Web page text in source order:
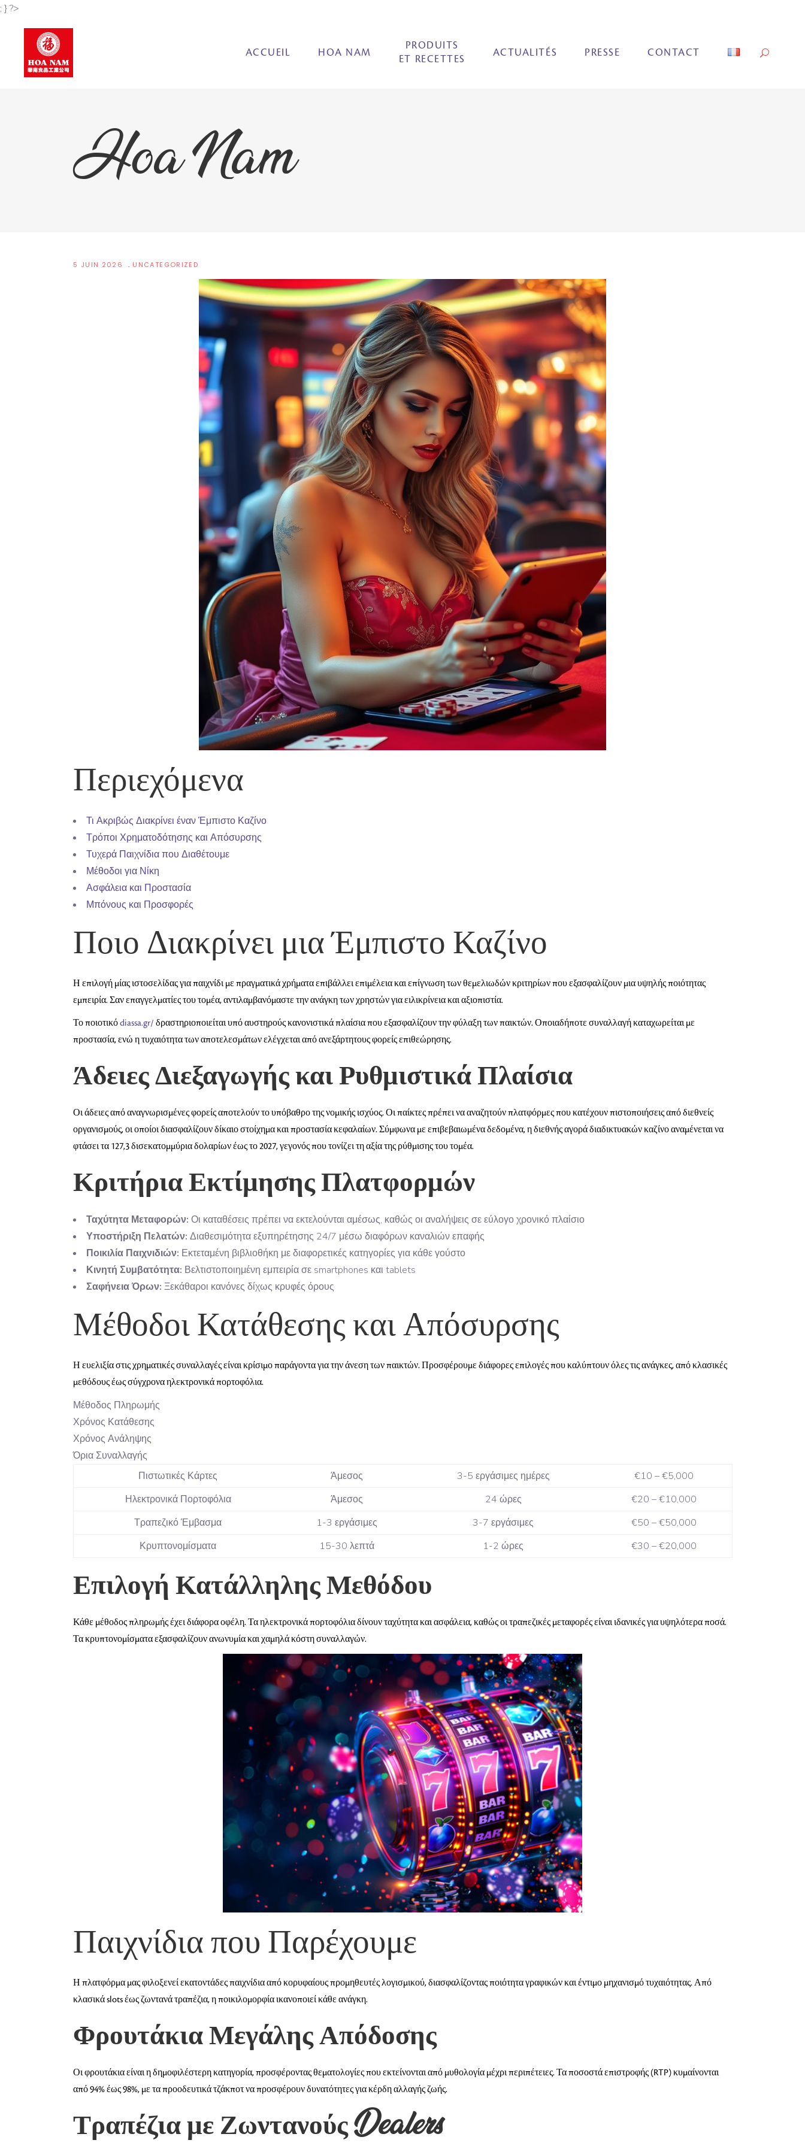
; } ?>
ACCUEIL HOA NAM
PRODUITS
ET RECETTES
ACTUALITÉS PRESSE CONTACT
Hoa Nam
5 JUIN 2026 UNCATEGORIZED
Περιεχόμενα
Τι Ακριβώς Διακρίνει έναν Έμπιστο Καζίνο
Τρόποι Χρηματοδότησης και Απόσυρσης
Τυχερά Παιχνίδια που Διαθέτουμε
Μέθοδοι για Νίκη
Ασφάλεια και Προστασία
Μπόνους και Προσφορές
Ποιο Διακρίνει μια Έμπιστο Καζίνο
Η επιλογή μίας ιστοσελίδας για παιχνίδι με πραγματικά χρήματα επιβάλλει επιμέλεια και επίγνωση των θεμελιωδών κριτηρίων που εξασφαλίζουν μια υψηλής ποιότητας
εμπειρία. Σαν επαγγελματίες του τομέα, αντιλαμβανόμαστε την ανάγκη των χρηστών για ειλικρίνεια και αξιοπιστία.
Το ποιοτικόdiassa.gr/ δραστηριοποιείται υπό αυστηρούς κανονιστικά πλαίσια που εξασφαλίζουν την φύλαξη των παικτών. Οποιαδήποτε συναλλαγή καταχωρείται με
προστασία, ενώ η τυχαιότητα των αποτελεσμάτων ελέγχεται από ανεξάρτητους φορείς επιθεώρησης.
Άδειες Διεξαγωγής και Ρυθμιστικά Πλαίσια
Οι άδειες από αναγνωρισμένες φορείς αποτελούν το υπόβαθρο της νομικής ισχύος. Οι παίκτες πρέπει να αναζητούν πλατφόρμες που κατέχουν πιστοποιήσεις από διεθνείς
οργανισμούς, οι οποίοι διασφαλίζουν δίκαιο στοίχημα και προστασία κεφαλαίων. Σύμφωνα με επιβεβαιωμένα δεδομένα, η διεθνής αγορά διαδικτυακών καζίνο αναμένεται να
φτάσει τα 127,3 δισεκατομμύρια δολαρίων έως το 2027, γεγονός που τονίζει τη αξία της ρύθμισης του τομέα.
Κριτήρια Εκτίμησης Πλατφορμών
Ταχύτητα Μεταφορών: Οι καταθέσεις πρέπει να εκτελούνται αμέσως, καθώς οι αναλήψεις σε εύλογο χρονικό πλαίσιο
Υποστήριξη Πελατών: Διαθεσιμότητα εξυπηρέτησης 24/7 μέσω διαφόρων καναλιών επαφής
Ποικιλία Παιχνιδιών: Εκτεταμένη βιβλιοθήκη με διαφορετικές κατηγορίες για κάθε γούστο
Κινητή Συμβατότητα: Βελτιστοποιημένη εμπειρία σε smartphones και tablets
Σαφήνεια Όρων: Ξεκάθαροι κανόνες δίχως κρυφές όρους
Μέθοδοι Κατάθεσης και Απόσυρσης
Η ευελιξία στις χρηματικές συναλλαγές είναι κρίσιμο παράγοντα για την άνεση των παικτών. Προσφέρουμε διάφορες επιλογές που καλύπτουν όλες τις ανάγκες, από κλασικές
μεθόδους έως σύγχρονα ηλεκτρονικά πορτοφόλια.
Μέθοδος Πληρωμής
Χρόνος Κατάθεσης
Χρόνος Ανάληψης
Όρια Συναλλαγής
Πιστωτικές Κάρτες
Άμεσος 3-5 εργάσιμες ημέρες
€10 – €5,000
Ηλεκτρονικά Πορτοφόλια
Άμεσος 24 ώρες
€20 – €10,000
Τραπεζικό Έμβασμα
1-3 εργάσιμες 3-7 εργάσιμες
€50 – €50,000
Κρυπτονομίσματα
15-30 λεπτά 1-2 ώρες €30 – €20,000
Επιλογή Κατάλληλης Μεθόδου
Κάθε μέθοδος πληρωμής έχει διάφορα οφέλη. Τα ηλεκτρονικά πορτοφόλια δίνουν ταχύτητα και ασφάλεια, καθώς οι τραπεζικές μεταφορές είναι ιδανικές για υψηλότερα ποσά.
Τα κρυπτονομίσματα εξασφαλίζουν ανωνυμία και χαμηλά κόστη συναλλαγών.
Παιχνίδια που Παρέχουμε
Η πλατφόρμα μας φιλοξενεί εκατοντάδες παιχνίδια από κορυφαίους προμηθευτές λογισμικού, διασφαλίζοντας ποιότητα γραφικών και έντιμο μηχανισμό τυχαιότητας. Από
κλασικά slots έως ζωντανά τραπέζια, η ποικιλομορφία ικανοποιεί κάθε ανάγκη.
Φρουτάκια Μεγάλης Απόδοσης
Οι φρουτάκια είναι η δημοφιλέστερη κατηγορία, προσφέροντας θεματολογίες που εκτείνονται από μυθολογία μέχρι περιπέτειες. Τα ποσοστά επιστροφής (RTP) κυμαίνονται
από 94% έως 98%, με τα προοδευτικά τζάκποτ να προσφέρουν δυνατότητες για κέρδη αλλαγής ζωής.
Τραπέζια με Ζωντανούς Dealers